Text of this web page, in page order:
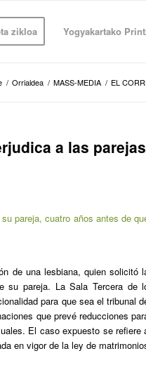
zikloa Yogyakartako
/ Orrialdea / MASS-MEDIA / EL
a las parejas
pareja, cuatro años antes de
de una lesbiana, quien solicitó
su pareja. La Sala Tercera de
para que sea el tribunal
que prevé reducciones
El caso expuesto se refiere
en vigor de la ley de